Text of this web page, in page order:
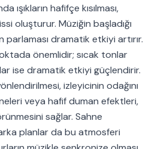
ışıkların hafifçe kısılması,
oluşturur. Müziğin başladığı
parlaması dramatik etkiyi artırır.
önemlidir; sıcak tonlar
ise dramatik etkiyi güçlendirir.
izleyicinin odağını
veya hafif duman efektleri,
sağlar. Sahne
planlar da bu atmosferi